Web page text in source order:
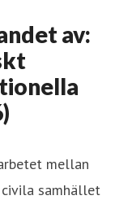
av:
mellan
samhället